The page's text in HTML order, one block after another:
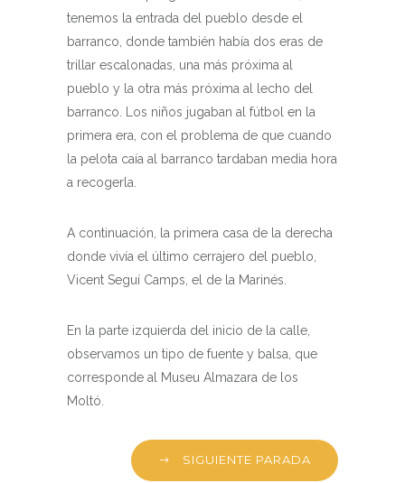
tenemos la entrada del pueblo desde el
barranco, donde también había dos eras de
trillar escalonadas, una más próxima al
pueblo y la otra más próxima al lecho del
barranco. Los niños jugaban al fútbol en la
primera era, con el problema de que cuando
la pelota caía al barranco tardaban media hora
a recogerla.
A continuación, la primera casa de la derecha
donde vivía el último cerrajero del pueblo,
Vicent Seguí Camps, el de la Marinés.
En la parte izquierda del inicio de la calle,
observamos un tipo de fuente y balsa, que
corresponde al Museu Almazara de los
Moltó.
SIGUIENTE PARADA